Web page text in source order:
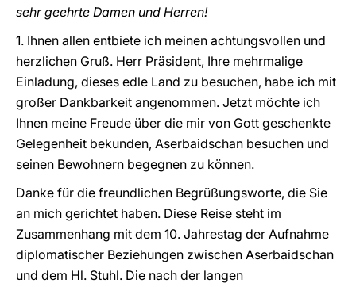
sehr geehrte Damen und Herren!
1. Ihnen allen entbiete ich meinen achtungsvollen und
herzlichen Gruß. Herr Präsident, Ihre mehrmalige
Einladung, dieses edle Land zu besuchen, habe ich mit
großer Dankbarkeit angenommen. Jetzt möchte ich
Ihnen meine Freude über die mir von Gott geschenkte
Gelegenheit bekunden, Aserbaidschan besuchen und
seinen Bewohnern begegnen zu können.
Danke für die freundlichen Begrüßungsworte, die Sie
an mich gerichtet haben. Diese Reise steht im
Zusammenhang mit dem 10. Jahrestag der Aufnahme
diplomatischer Beziehungen zwischen Aserbaidschan
und dem Hl. Stuhl. Die nach der langen